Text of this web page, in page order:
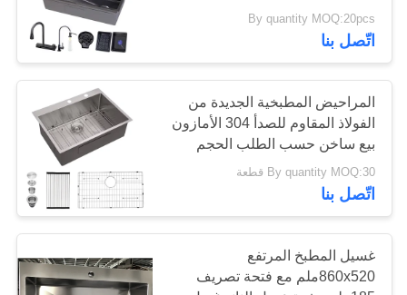
اطلب
اقتباس
خريطة
الموقع
PRIVACY
المطبخ الفولاذ
المقاوم للصدأ
بالوعة المطبخ مع
استنزاف المجلس
26
الفولاذ المقاوم للصدأ غسالات
المطبخ حوض العسل البيونيكي
غسالة المطبخ السوداء
By quantity MOQ:20pcs
اتّصل بنا
المراحيض المطبخية الجديدة من
الفولاذ المقاوم للصدأ 304 الأمازون
بيع ساخن حسب الطلب الحجم
30'x22' عميقة في التجارية أعلى
جبل المطبخ المغسلة إيفير دي
المطبخ
By quantity MOQ:30 قطعة
اتّصل بنا
غسيل المطبخ المرتفع
860x520ملم مع فتحة تصريف